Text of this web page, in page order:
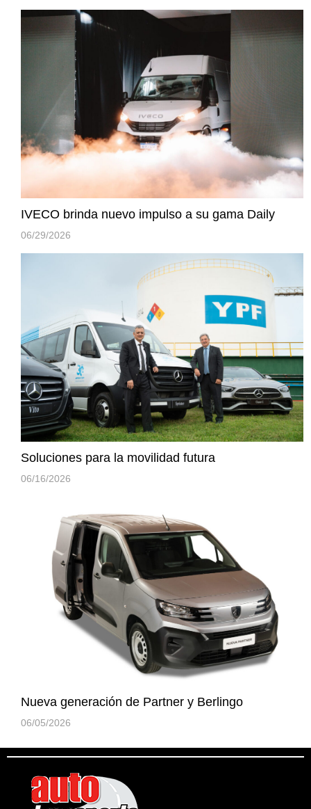
IVECO brinda nuevo impulso a su gama Daily
06/29/2026
Soluciones para la movilidad futura
06/16/2026
Nueva generación de Partner y Berlingo
06/05/2026